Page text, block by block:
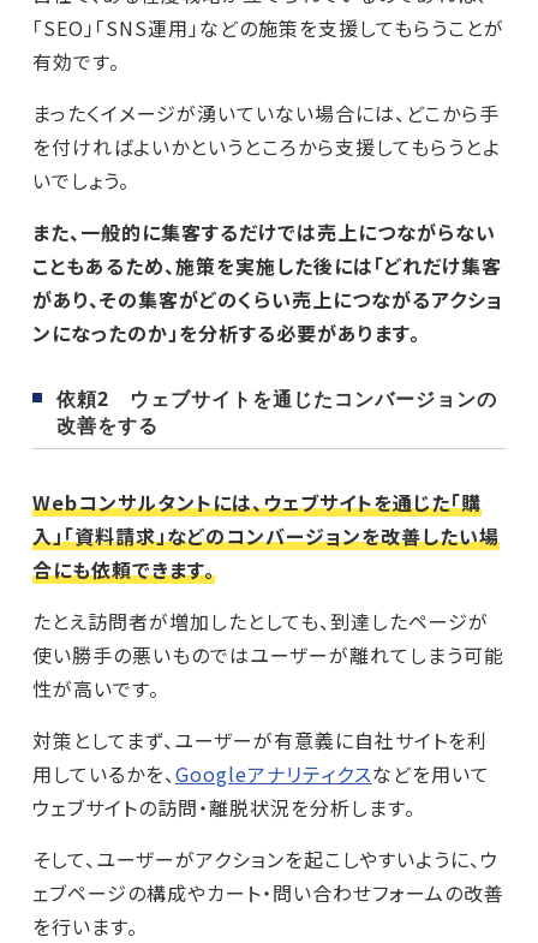
「SEO」「SNS運用」などの施策を支援してもらうことが
有効です。
まったくイメージが湧いていない場合には、どこから手
を付ければよいかというところから支援してもらうとよ
いでしょう。
また、一般的に集客するだけでは売上につながらない
こともあるため、施策を実施した後には「どれだけ集客
があり、その集客がどのくらい売上につながるアクショ
ンになったのか」を分析する必要があります。
依頼2 ウェブサイトを通じたコンバージョンの
改善をする
Webコンサルタントには、ウェブサイトを通じた「購
入」「資料請求」などのコンバージョンを改善したい場
合にも依頼できます。
たとえ訪問者が増加したとしても、到達したページが
使い勝手の悪いものではユーザーが離れてしまう可能
性が高いです。
対策としてまず、ユーザーが有意義に自社サイトを利
用しているかを、Googleアナリティクスなどを用いて
ウェブサイトの訪問・離脱状況を分析します。
そして、ユーザーがアクションを起こしやすいように、ウ
ェブページの構成やカート・問い合わせフォームの改善
を行います。